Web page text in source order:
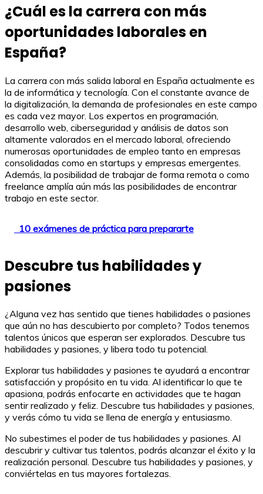
¿Cuál es la carrera con más
oportunidades laborales en
España?
La carrera con más salida laboral en España actualmente es
la de informática y tecnología. Con el constante avance de
la digitalización, la demanda de profesionales en este campo
es cada vez mayor. Los expertos en programación,
desarrollo web, ciberseguridad y análisis de datos son
altamente valorados en el mercado laboral, ofreciendo
numerosas oportunidades de empleo tanto en empresas
consolidadas como en startups y empresas emergentes.
Además, la posibilidad de trabajar de forma remota o como
freelance amplía aún más las posibilidades de encontrar
trabajo en este sector.
10 exámenes de práctica para prepararte
Descubre tus habilidades y
pasiones
¿Alguna vez has sentido que tienes habilidades o pasiones
que aún no has descubierto por completo? Todos tenemos
talentos únicos que esperan ser explorados. Descubre tus
habilidades y pasiones, y libera todo tu potencial.
Explorar tus habilidades y pasiones te ayudará a encontrar
satisfacción y propósito en tu vida. Al identificar lo que te
apasiona, podrás enfocarte en actividades que te hagan
sentir realizado y feliz. Descubre tus habilidades y pasiones,
y verás cómo tu vida se llena de energía y entusiasmo.
No subestimes el poder de tus habilidades y pasiones. Al
descubrir y cultivar tus talentos, podrás alcanzar el éxito y la
realización personal. Descubre tus habilidades y pasiones, y
conviértelas en tus mayores fortalezas.